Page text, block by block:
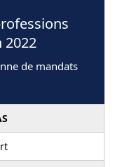
2022
de mandats